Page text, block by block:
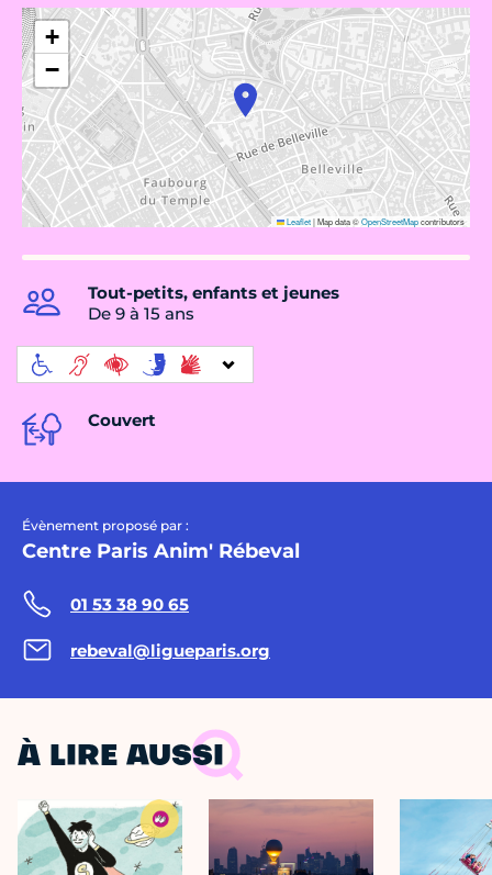
+
−
Leaflet|Map data ©OpenStreetMapcontributors
Tout-petits, enfants et jeunes
De 9 à 15 ans
Couvert
Évènement proposé par :
Centre Paris Anim' Rébeval
01 53 38 90 65
rebeval@ligueparis.org
À LIRE AUSSI